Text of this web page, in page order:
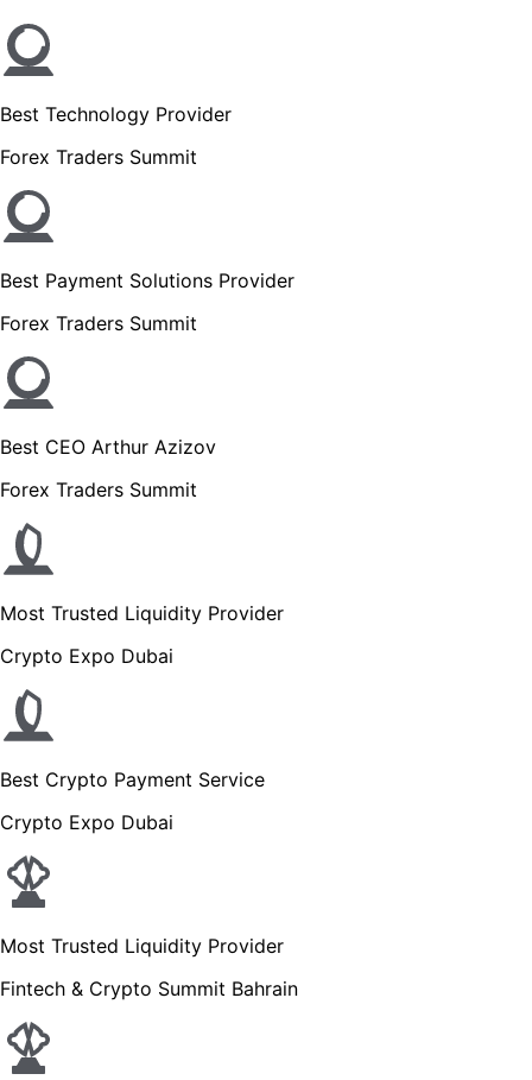
Best Technology Provider
Forex Traders Summit
Best Payment Solutions Provider
Forex Traders Summit
Best CEO Arthur Azizov
Forex Traders Summit
Most Trusted Liquidity Provider
Crypto Expo Dubai
Best Crypto Payment Service
Crypto Expo Dubai
Most Trusted Liquidity Provider
Fintech & Crypto Summit Bahrain